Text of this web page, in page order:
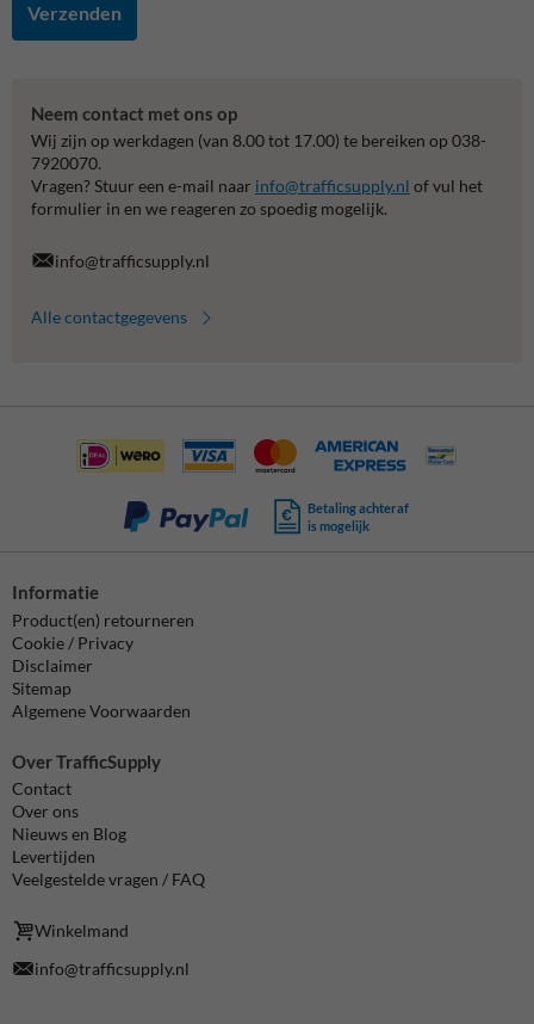
Verzenden
Neem contact met ons op
Wij zijn op werkdagen (van 8.00 tot 17.00) te bereiken op 038-
7920070.
Vragen? Stuur een e-mail naar info@trafficsupply.nl of vul het
formulier in en we reageren zo spoedig mogelijk.
info@trafficsupply.nl
Alle contactgegevens
Betaling achteraf
is mogelijk
Informatie
Product(en) retourneren
Cookie / Privacy
Disclaimer
Sitemap
Algemene Voorwaarden
Over TrafficSupply
Contact
Over ons
Nieuws en Blog
Levertijden
Veelgestelde vragen / FAQ
Winkelmand
info@trafficsupply.nl